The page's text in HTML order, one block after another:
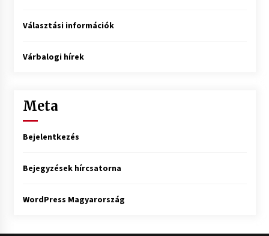
Választási információk
Várbalogi hírek
Meta
Bejelentkezés
Bejegyzések hírcsatorna
WordPress Magyarország